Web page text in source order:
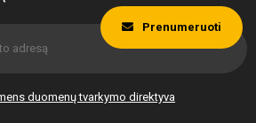
duomenų tvarkymo direktyva
Prenumeruoti